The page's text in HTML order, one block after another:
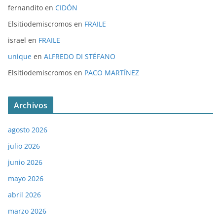
fernandito en CIDÓN
Elsitiodemiscromos en FRAILE
israel en FRAILE
unique en ALFREDO DI STÉFANO
Elsitiodemiscromos en PACO MARTÍNEZ
Archivos
agosto 2026
julio 2026
junio 2026
mayo 2026
abril 2026
marzo 2026